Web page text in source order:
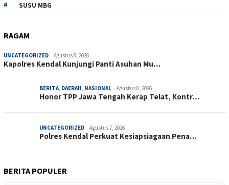
SUSU MBG
RAGAM
UNCATEGORIZED Agustus 8, 2026
Kapolres Kendal Kunjungi Panti Asuhan Mu…
BERITA DAERAH NASIONAL Agustus 8, 2026
Honor TPP Jawa Tengah Kerap Telat, Kontr…
UNCATEGORIZED Agustus 7, 2026
Polres Kendal Perkuat Kesiapsiagaan Pena…
BERITA POPULER